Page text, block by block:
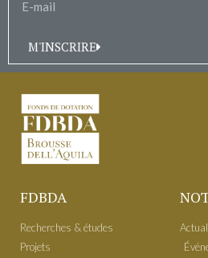
M'INSCRIRE
FDBDA
Recherches & études
Projets